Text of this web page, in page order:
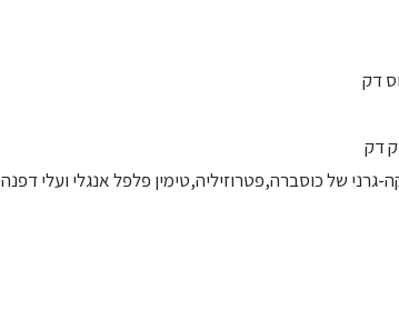
גרני של כוסברה,פטרוזיליה,טימין פלפל אנגלי ועלי דפנה